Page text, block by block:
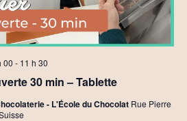
30 min – Tablette
00 - 11 h 30
- L'École du Chocolat Rue Pierre